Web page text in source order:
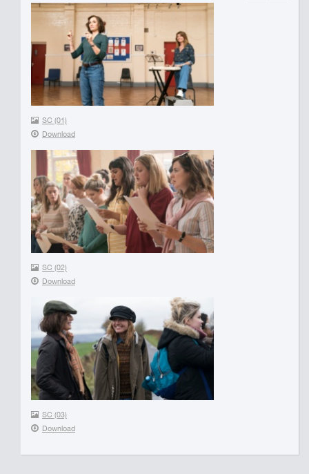
SC (01)
Download
SC (02)
Download
SC (03)
Download